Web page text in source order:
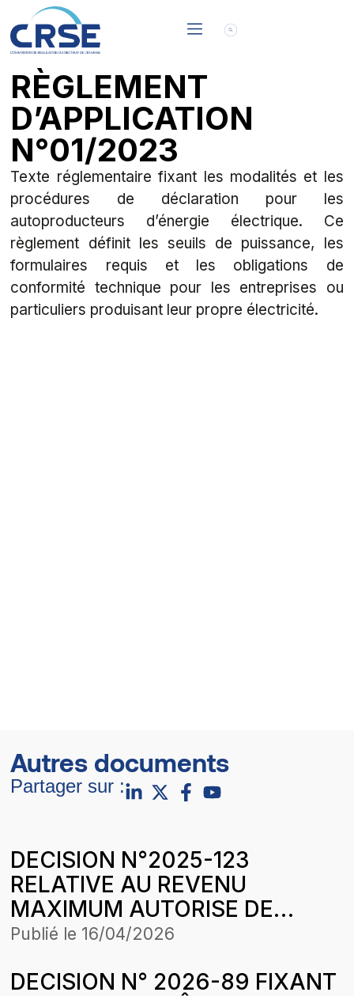
RÈGLEMENT
D’APPLICATION
N°01/2023
Texte réglementaire fixant les modalités et les
procédures de déclaration pour les
autoproducteurs d’énergie électrique. Ce
règlement définit les seuils de puissance, les
formulaires requis et les obligations de
conformité technique pour les entreprises ou
particuliers produisant leur propre électricité.
Autres documents
Partager sur :
DECISION N°2025-123
RELATIVE AU REVENU
MAXIMUM AUTORISE DE
SENELEC EN 2025 AUX
DU 1er JUILLET
Publié le 16/04/2026
DECISION N° 2026-89 FIXANT